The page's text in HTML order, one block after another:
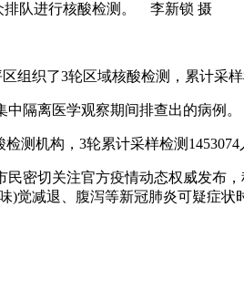
排队进行核酸检测。 李新锁 摄
织了3轮区域核酸检测，累计采样
隔离医学观察期间排查出的病例。
机构，3轮累计采样检测1453074
密切关注官方疫情动态权威发布
觉减退、腹泻等新冠肺炎可疑症状